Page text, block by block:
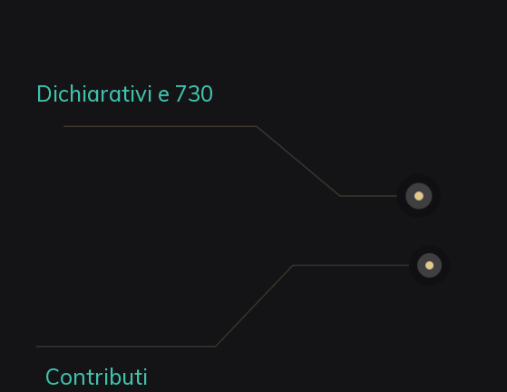
Dichiarativi e 730
Contributi